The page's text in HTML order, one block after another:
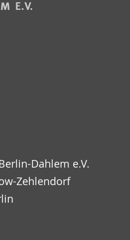
Dahlem e.V.
Zehlendorf